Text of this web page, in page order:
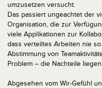
umzusetzen versucht.
Das passiert ungeachtet der
Organisation, die zur
viele Applikationen zur
dass verteiltes Arbeiten nie
Abstimmung von
Problem – die Nachteile
Abgesehen vom Wir-Gefühl